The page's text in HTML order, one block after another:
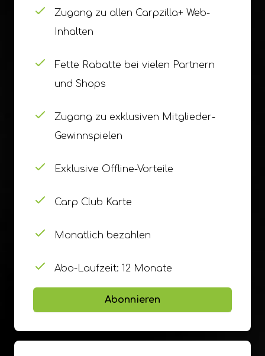
Zugang zu allen Carpzilla+ Web-
Inhalten
Fette Rabatte bei vielen Partnern
und Shops
Zugang zu exklusiven Mitglieder-
Gewinnspielen
Exklusive Offline-Vorteile
Carp Club Karte
Monatlich bezahlen
Abo-Laufzeit: 12 Monate
Abonnieren